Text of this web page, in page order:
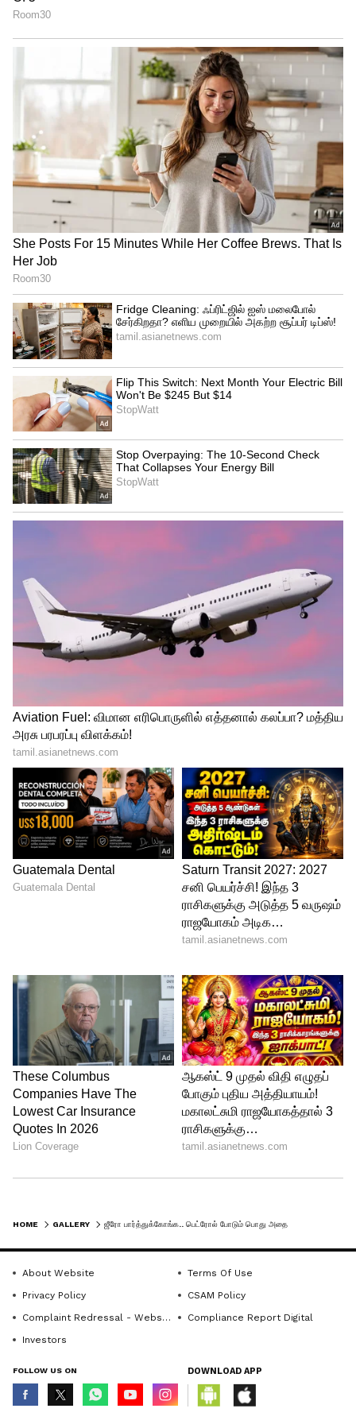
Diesel station
அதற்கு நமக்கு உரிமை உண்டு, அது மட்டும்
அல்லாமல் அங்கு இருக்கும் 5 லிட்டர்
அளவுகோலை பயன்படுத்தி சரியான
அளவில் எரிபொருள் நிரப்பப்பட்டுள்ளதா
என்பதையும் நாம் தெரிந்து கொள்ளலாம்.
ஆனால் அதை மீறியும் உங்களுக்கு ஒரு
குறிப்பிட்ட பெட்ரோல் அல்லது டீசல்
நிலையத்தின் மீது சந்தேகம் இருக்கிறது
என்றால், நுகர்வோர் சட்ட அளவியல்
அதிகாரியிடம் புகார் அளிக்கலாம். அல்லது
தேசிய நுகர்வோர் உதவி எண்ணான 1915ல்
உங்களுடைய புகார்களை பதிவு
செய்யலாம்.
ஏசியாநெட் தமிழ் செய்திகளைஉடனுக்கு
உடன் Whatsapp Channel-லில்
பெறுவதற்கு கீழே கொடுக்கப்பட்டு
இருக்கும் லிங்குடன் இணைந்து
இருக்கவும்.
LATEST VIDEOS
ABOUT THE AUTHOR
Ansgar R
பெட்ரோல்
Follow Us
HOME GALLERY
About Website
Terms Of Use
Privacy Policy
CSAM Policy
Complaint Redressal - Website
Compliance Report Digital
Investors
FOLLOW US ON DOWNLOAD APP